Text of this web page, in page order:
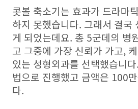
콧볼 축소기는 효과가 드라마
하지 못했습니다. 그래서 결국
게 되었는데요. 총 5군데의 병
고 그중에 가장 신뢰가 가고,
있는 성형외과를 선택했습니
법으로 진행했고 금액은 100
다.